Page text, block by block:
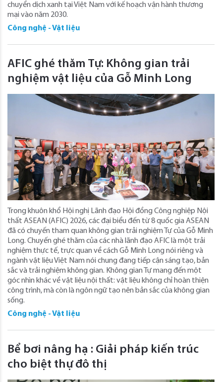
chuyển dịch xanh tại Việt Nam với kế hoạch vận hành thương
mại vào năm 2030.
Công nghệ - Vật liệu
AFIC ghé thăm Tự: Không gian trải
nghiệm vật liệu của Gỗ Minh Long
Trong khuôn khổ Hội nghị Lãnh đạo Hội đồng Công nghiệp Nội
thất ASEAN (AFIC) 2026, các đại biểu đến từ 8 quốc gia ASEAN
đã có chuyến tham quan không gian trải nghiệm Tự của Gỗ Minh
Long. Chuyến ghé thăm của các nhà lãnh đạo AFIC là một trải
nghiệm thực tế, trực quan về cách Gỗ Minh Long nói riêng và
ngành vật liệu Việt Nam nói chung đang tiếp cận sáng tạo, bản
sắc và trải nghiệm không gian. Không gian Tự mang đến một
góc nhìn khác về vật liệu nội thất: vật liệu không chỉ hoàn thiện
công trình, mà còn là ngôn ngữ tạo nên bản sắc của không gian
sống.
Công nghệ - Vật liệu
Bể bơi nâng hạ : Giải pháp kiến trúc
cho biệt thự đô thị